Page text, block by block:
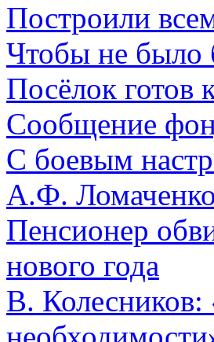
Построили
Чтобы не было
Посёлок
Сообщение
С боевым
А.Ф.
Пенсионер
нового года
В. Колесников: